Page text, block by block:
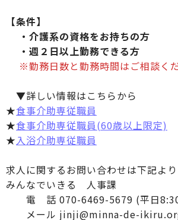
【条件】
・介護系の資格をお持ちの方
・週２日以上勤務できる方
※勤務日数と勤務時間はご相談く
▼詳しい情報はこちらから
★食事介助専従職員
★食事介助専従職員(60歳以上限定)
★入浴介助専従職員
求人に関するお問い合わせは下記より
みんなでいきる 人事課
電 話 070-6469-5679 (平日
メール jinji@minna-de-